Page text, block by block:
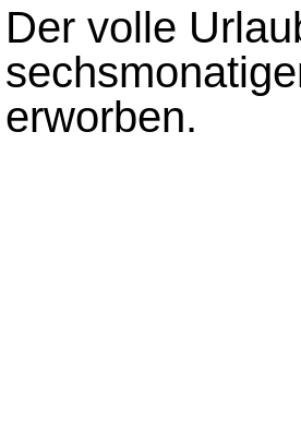
Der volle
erworben.